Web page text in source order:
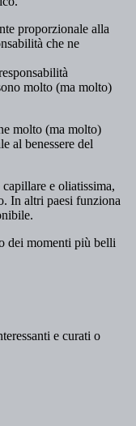
e curati o